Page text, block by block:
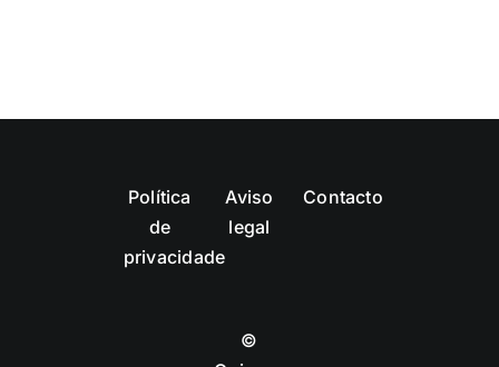
Política
de
privacidade
Aviso
legal
©
Contacto